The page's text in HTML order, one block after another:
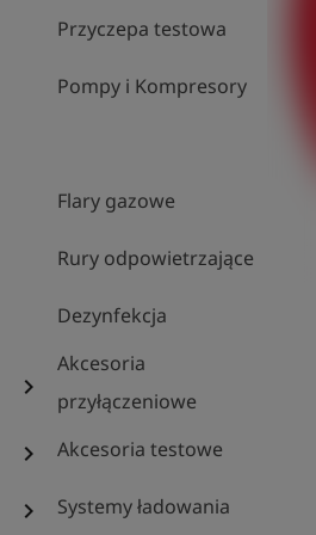
Przyczepa testowa
Pompy i Kompresory
Flary gazowe
Rury odpowietrzające
Dezynfekcja
chevron_right
Akcesoria
przyłączeniowe
chevron_right Akcesoria testowe
chevron_right Systemy ładowania